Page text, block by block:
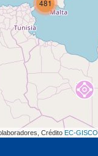
481
Crédito EC-GISCO